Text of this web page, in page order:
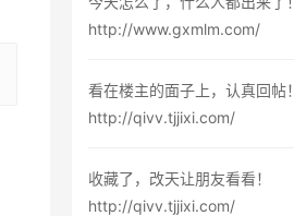
http://www.gxmlm.com/
看在楼主的面子上，认真回帖！
http://qivv.tjjixi.com/
收藏了，改天让朋友看看！
http://qivv.tjjixi.com/